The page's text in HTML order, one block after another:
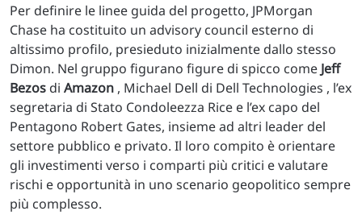
Per definire le linee guida del progetto, JPMorgan
Chase ha costituito un advisory council esterno di
altissimo profilo, presieduto inizialmente dallo stesso
Dimon. Nel gruppo figurano figure di spicco come Jeff
Bezos di Amazon , Michael Dell di Dell Technologies , l’ex
segretaria di Stato Condoleezza Rice e l’ex capo del
Pentagono Robert Gates, insieme ad altri leader del
settore pubblico e privato. Il loro compito è orientare
gli investimenti verso i comparti più critici e valutare
rischi e opportunità in uno scenario geopolitico sempre
più complesso.​